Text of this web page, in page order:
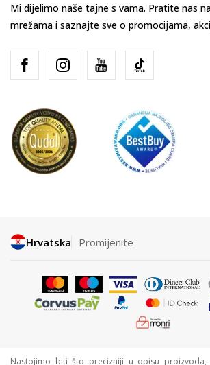
Mi dijelimo naše tajne s vama. Pratite nas
mrežama i saznajte sve o promocijama,
Hrvatska Promijenite
Nastojimo biti što precizniji u opisu